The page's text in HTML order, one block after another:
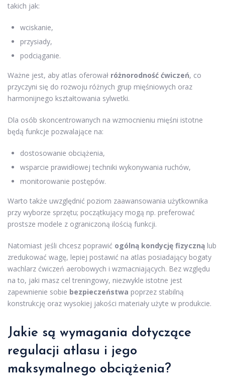
takich jak:
wciskanie,
przysiady,
podciąganie.
Ważne jest, aby atlas oferował różnorodność ćwiczeń, co
przyczyni się do rozwoju różnych grup mięśniowych oraz
harmonijnego kształtowania sylwetki.
Dla osób skoncentrowanych na wzmocnieniu mięśni istotne
będą funkcje pozwalające na:
dostosowanie obciążenia,
wsparcie prawidłowej techniki wykonywania ruchów,
monitorowanie postępów.
Warto także uwzględnić poziom zaawansowania użytkownika
przy wyborze sprzętu; początkujący mogą np. preferować
prostsze modele z ograniczoną ilością funkcji.
Natomiast jeśli chcesz poprawić ogólną kondycję fizyczną lub
zredukować wagę, lepiej postawić na atlas posiadający bogaty
wachlarz ćwiczeń aerobowych i wzmacniających. Bez względu
na to, jaki masz cel treningowy, niezwykle istotne jest
zapewnienie sobie bezpieczeństwa poprzez stabilną
konstrukcję oraz wysokiej jakości materiały użyte w produkcie.
Jakie są wymagania dotyczące
regulacji atlasu i jego
maksymalnego obciążenia?